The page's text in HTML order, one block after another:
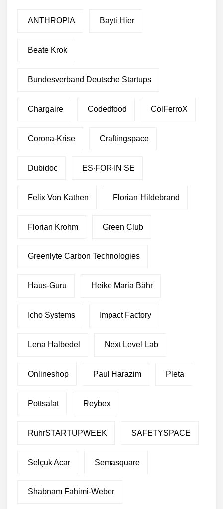
ANTHROPIA Bayti Hier
Beate Krok
Bundesverband Deutsche Startups
Chargaire Codedfood ColFerroX
Corona-Krise Craftingspace
Dubidoc ES∙FOR∙IN SE
Felix Von Kathen Florian Hildebrand
Florian Krohm Green Club
Greenlyte Carbon Technologies
Haus-Guru Heike Maria Bähr
Icho Systems Impact Factory
Lena Halbedel Next Level Lab
Onlineshop Paul Harazim Pleta
Pottsalat Reybex
RuhrSTARTUPWEEK SAFETYSPACE
Selçuk Acar Semasquare
Shabnam Fahimi-Weber